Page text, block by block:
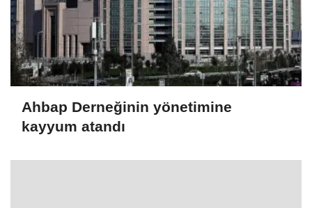
Ahbap Derneğinin yönetimine
kayyum atandı